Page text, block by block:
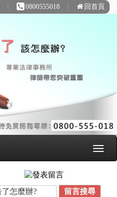
0800555018 回首頁